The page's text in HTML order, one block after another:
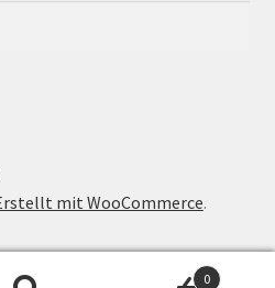
mit WooCommerce.
0